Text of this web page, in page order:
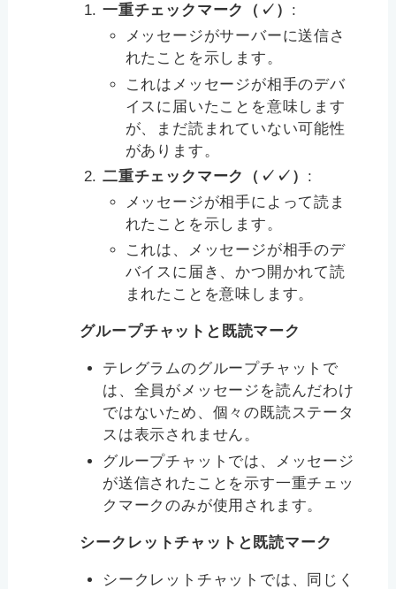
一重チェックマーク（✓） :
メッセージがサーバーに送信さ
れたことを示します。
これはメッセージが相手のデバ
イスに届いたことを意味します
が、まだ読まれていない可能性
があります。
二重チェックマーク（✓✓） :
メッセージが相手によって読ま
れたことを示します。
これは、メッセージが相手のデ
バイスに届き、かつ開かれて読
まれたことを意味します。
グループチャットと既読マーク
テレグラムのグループチャットで
は、全員がメッセージを読んだわけ
ではないため、個々の既読ステータ
スは表示されません。
グループチャットでは、メッセージ
が送信されたことを示す一重チェッ
クマークのみが使用されます。
シークレットチャットと既読マーク
シークレットチャットでは、同じく